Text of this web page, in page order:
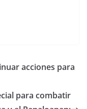
acciones para
para combatir